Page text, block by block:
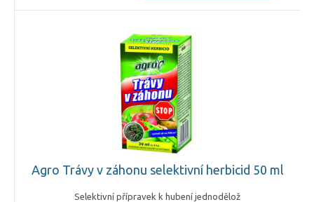
Agro Trávy v záhonu selektivní herbicid 50 ml
Selektivní přípravek k hubení jednodělož